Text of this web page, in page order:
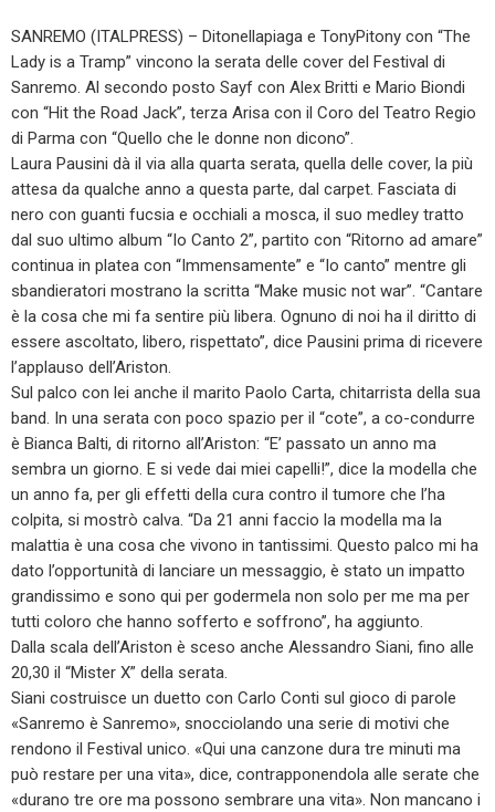
SANREMO (ITALPRESS) – Ditonellapiaga e TonyPitony con “The
Lady is a Tramp” vincono la serata delle cover del Festival di
Sanremo. Al secondo posto Sayf con Alex Britti e Mario Biondi
con “Hit the Road Jack”, terza Arisa con il Coro del Teatro Regio
di Parma con “Quello che le donne non dicono”.
Laura Pausini dà il via alla quarta serata, quella delle cover, la più
attesa da qualche anno a questa parte, dal carpet. Fasciata di
nero con guanti fucsia e occhiali a mosca, il suo medley tratto
dal suo ultimo album “Io Canto 2”, partito con “Ritorno ad amare”
continua in platea con “Immensamente” e “Io canto” mentre gli
sbandieratori mostrano la scritta “Make music not war”. “Cantare
è la cosa che mi fa sentire più libera. Ognuno di noi ha il diritto di
essere ascoltato, libero, rispettato”, dice Pausini prima di ricevere
l’applauso dell’Ariston.
Sul palco con lei anche il marito Paolo Carta, chitarrista della sua
band. In una serata con poco spazio per il “cote”, a co-condurre
è Bianca Balti, di ritorno all’Ariston: “E’ passato un anno ma
sembra un giorno. E si vede dai miei capelli!”, dice la modella che
un anno fa, per gli effetti della cura contro il tumore che l’ha
colpita, si mostrò calva. “Da 21 anni faccio la modella ma la
malattia è una cosa che vivono in tantissimi. Questo palco mi ha
dato l’opportunità di lanciare un messaggio, è stato un impatto
grandissimo e sono qui per godermela non solo per me ma per
tutti coloro che hanno sofferto e soffrono”, ha aggiunto.
Dalla scala dell’Ariston è sceso anche Alessandro Siani, fino alle
20,30 il “Mister X” della serata.
Siani costruisce un duetto con Carlo Conti sul gioco di parole
«Sanremo è Sanremo», snocciolando una serie di motivi che
rendono il Festival unico. «Qui una canzone dura tre minuti ma
può restare per una vita», dice, contrapponendola alle serate che
«durano tre ore ma possono sembrare una vita». Non mancano i